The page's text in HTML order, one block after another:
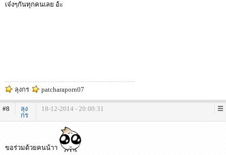
เจ๋งๆกันทุกคนเลย อ้ะ
ลุงกร patcharaporn07
#8
ลุง
กร
18-12-2014 - 20:00:31
ขอร่วมด้วยคนน้าา